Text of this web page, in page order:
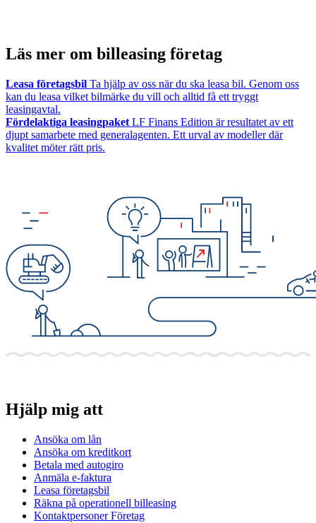
Läs mer om billeasing företag
Leasa företagsbil Ta hjälp av oss när du ska leasa bil. Genom oss
kan du leasa vilket bilmärke du vill och alltid få ett tryggt
leasingavtal.
Fördelaktiga leasingpaket LF Finans Edition är resultatet av ett
djupt samarbete med generalagenten. Ett urval av modeller där
kvalitet möter rätt pris.
Hjälp mig att
Ansöka om lån
Ansöka om kreditkort
Betala med autogiro
Anmäla e-faktura
Leasa företagsbil
Räkna på operationell billeasing
Kontaktpersoner Företag